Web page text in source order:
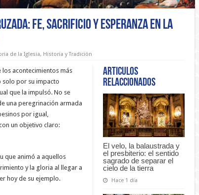
Fe, Sacrificio y Esperanza en la
de la Iglesia, Historia y Tradición
Articulos
relaccionados
El velo, la balaustrada y
el presbiterio: el sentido
sagrado de separar el
cielo de la tierra
Hace 1 día
los acontecimientos más
solo por su impacto
que la impulsó. No se
una peregrinación armada
por igual,
un objetivo claro:
que animó a aquellos
y la gloria al llegar a
hoy de su ejemplo.